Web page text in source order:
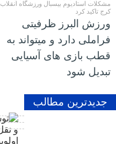
مشکلات استادیوم بیسبال ورزشگاه انقلاب
کرج تاکید کرد
ورزش البرز ظرفیتی
فراملی دارد و میتواند به
قطب بازی های آسیایی
تبدیل شود
جدیدترین مطالب